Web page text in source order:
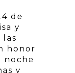
de
y
las
honor
noche
y